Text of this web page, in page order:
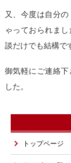
又、今度は自分
ゃっておられま
談だけでも結構で
御気軽にご連絡
した。
トップページ